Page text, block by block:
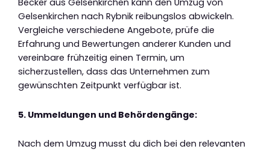
Becker aus Gelsenkirchen kann den Umzug von
Gelsenkirchen nach Rybnik reibungslos abwickeln.
Vergleiche verschiedene Angebote, prüfe die
Erfahrung und Bewertungen anderer Kunden und
vereinbare frühzeitig einen Termin, um
sicherzustellen, dass das Unternehmen zum
gewünschten Zeitpunkt verfügbar ist.
5. Ummeldungen und Behördengänge:
Nach dem Umzug musst du dich bei den relevanten